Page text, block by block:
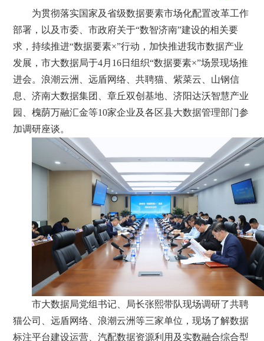
为贯彻落实国家及省级数据要素市场化配置改革工作
部署，以及市委、市政府关于“数智济南”建设的相关要
求，持续推进“数据要素×”行动，加快推进我市数据产业
发展，市大数据局于4月16日组织“数据要素×”场景现场推
进会。浪潮云洲、远盾网络、共聘猫、紫菜云、山钢信
息、济南大数据集团、章丘双创基地、济阳达沃智慧产业
园、槐荫万融汇金等10家企业及各区县大数据管理部门参
加调研座谈。
市大数据局党组书记、局长张熙带队现场调研了共聘
猫公司、远盾网络、浪潮云洲等三家单位，现场了解数据
标注平台建设运营、汽配数据资源利用及实数融合综合型